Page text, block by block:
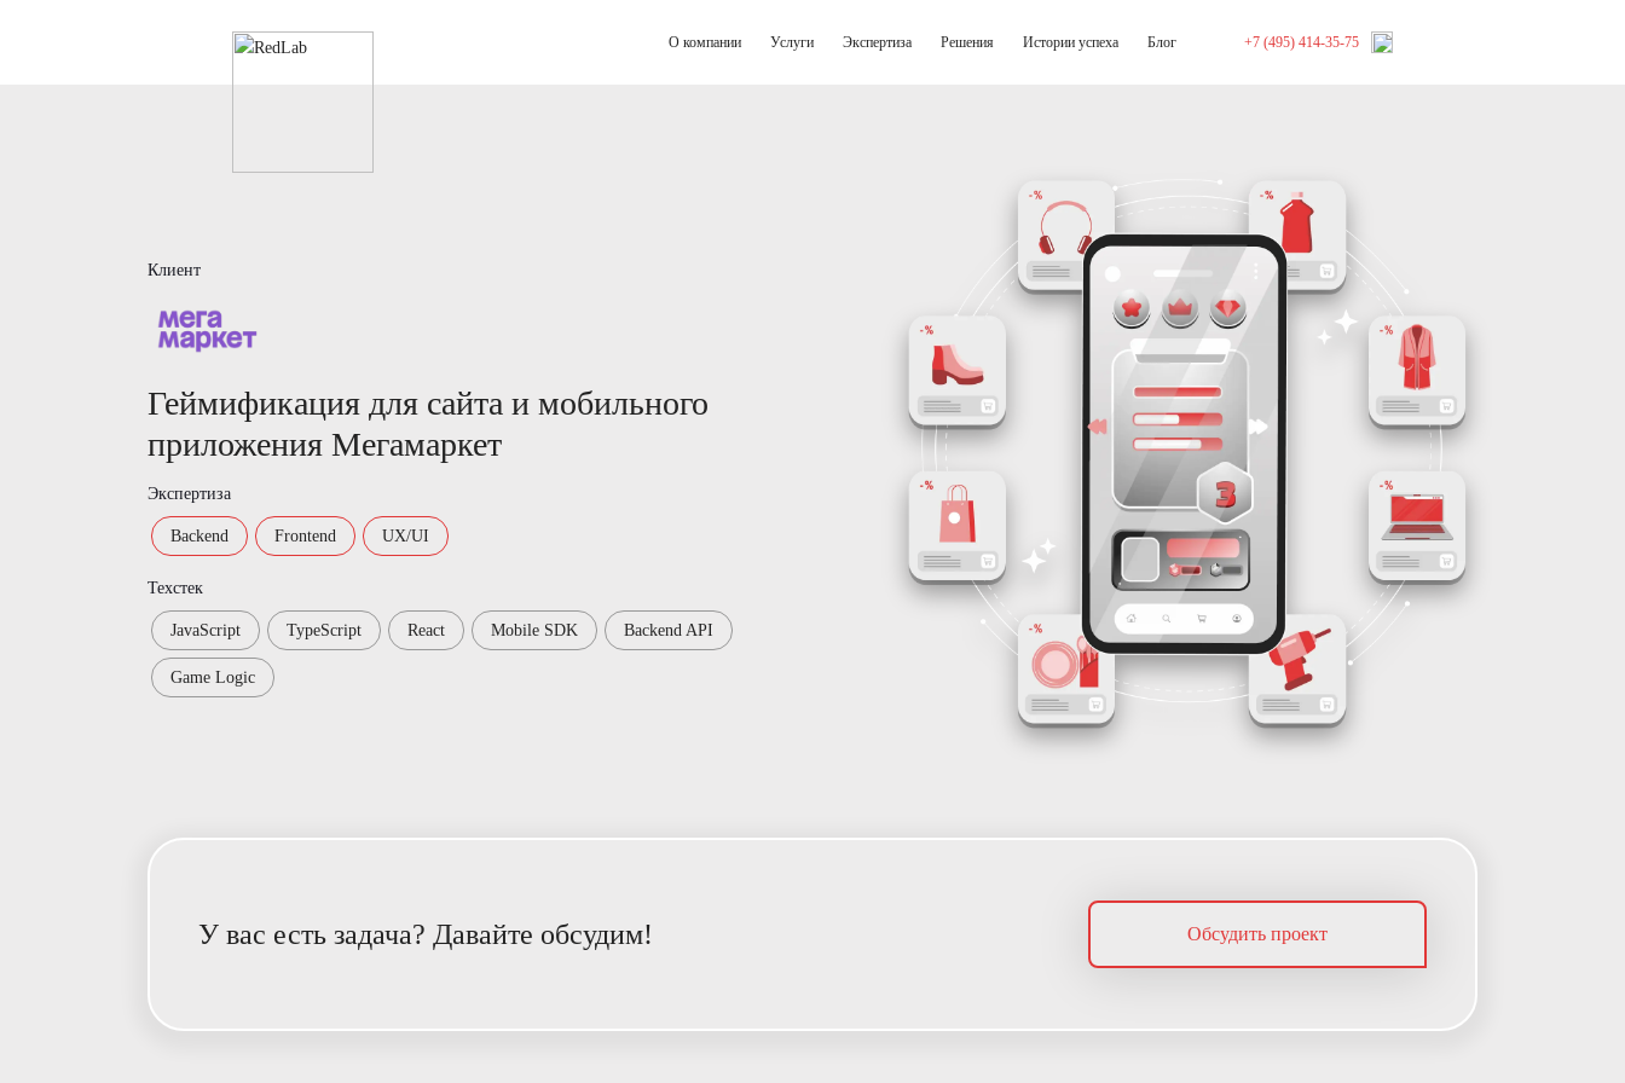
О компании Услуги Экспертиза Решения Истории успеха Блог +7 (495) 414-35-75
Клиент
Геймификация для сайта и мобильного
приложения Мегамаркет
Экспертиза
Backend Frontend UX/UI
Техстек
JavaScript TypeScript React Mobile SDK Backend API
Game Logic
У вас есть задача? Давайте обсудим! Обсудить проект